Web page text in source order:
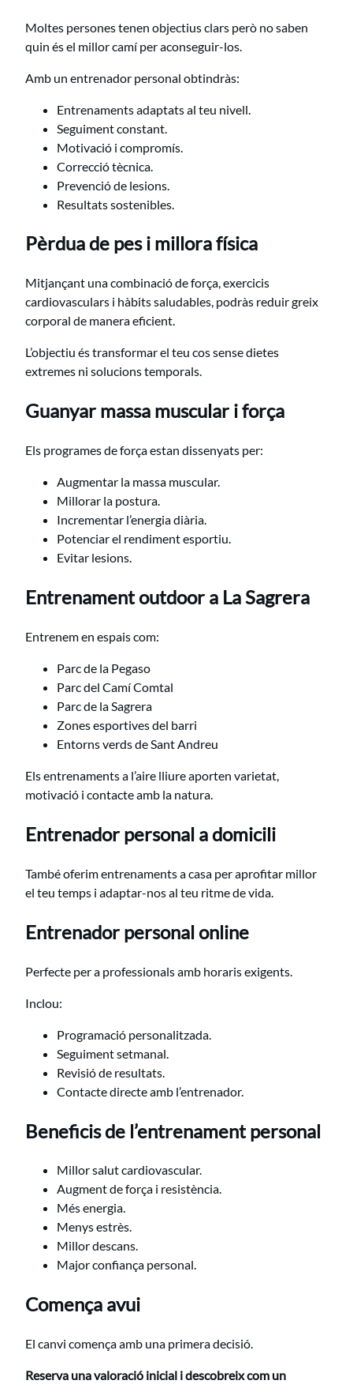
Moltes persones tenen objectius clars però no saben
quin és el millor camí per aconseguir-los.
Amb un entrenador personal obtindràs:
Entrenaments adaptats al teu nivell.
Seguiment constant.
Motivació i compromís.
Correcció tècnica.
Prevenció de lesions.
Resultats sostenibles.
Pèrdua de pes i millora física
Mitjançant una combinació de força, exercicis
cardiovasculars i hàbits saludables, podràs reduir greix
corporal de manera eficient.
L’objectiu és transformar el teu cos sense dietes
extremes ni solucions temporals.
Guanyar massa muscular i força
Els programes de força estan dissenyats per:
Augmentar la massa muscular.
Millorar la postura.
Incrementar l’energia diària.
Potenciar el rendiment esportiu.
Evitar lesions.
Entrenament outdoor a La Sagrera
Entrenem en espais com:
Parc de la Pegaso
Parc del Camí Comtal
Parc de la Sagrera
Zones esportives del barri
Entorns verds de Sant Andreu
Els entrenaments a l’aire lliure aporten varietat,
motivació i contacte amb la natura.
Entrenador personal a domicili
També oferim entrenaments a casa per aprofitar millor
el teu temps i adaptar-nos al teu ritme de vida.
Entrenador personal online
Perfecte per a professionals amb horaris exigents.
Inclou:
Programació personalitzada.
Seguiment setmanal.
Revisió de resultats.
Contacte directe amb l’entrenador.
Beneficis de l’entrenament personal
Millor salut cardiovascular.
Augment de força i resistència.
Més energia.
Menys estrès.
Millor descans.
Major confiança personal.
Comença avui
El canvi comença amb una primera decisió.
Reserva una valoració inicial i descobreix com un